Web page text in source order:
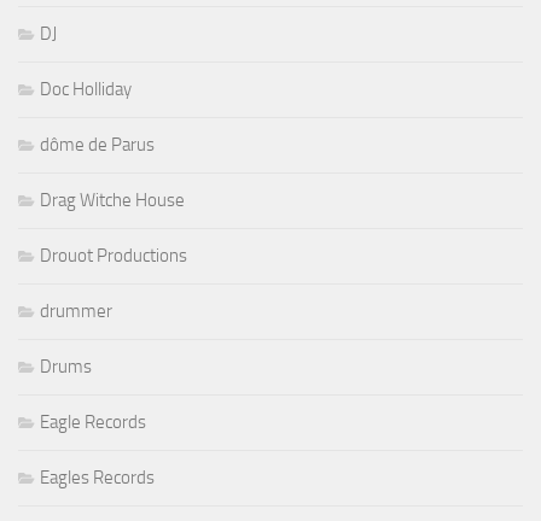
DJ
Doc Holliday
dôme de Parus
Drag Witche House
Drouot Productions
drummer
Drums
Eagle Records
Eagles Records